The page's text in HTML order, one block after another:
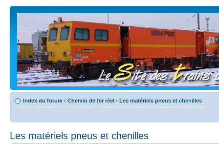
Index du forum ‹ Chemin de fer réel ‹ Les matériels pneus et chenilles
Les matériels pneus et chenilles